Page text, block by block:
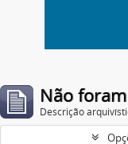
Não
Descrição